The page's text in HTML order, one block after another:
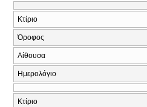
Κτίριο
Όροφος
Αίθουσα
Ημερολόγιο
Κτίριο